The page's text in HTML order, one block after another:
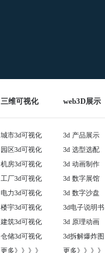
三维可视化
城市3d可视化
园区3d可视化
机房3d可视化
工厂3d可视化
电力3d可视化
楼宇3d可视化
建筑3d可视化
仓储3d可视化
更多》》》》
web3D展示
3d 产品展示
3d 选型选配
3d 动画制作
3d 数字展馆
3d 数字沙盘
3d电子说明书
3d 原理动画
3d拆解爆炸图
更多》》》》